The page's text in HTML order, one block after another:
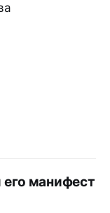
манифест